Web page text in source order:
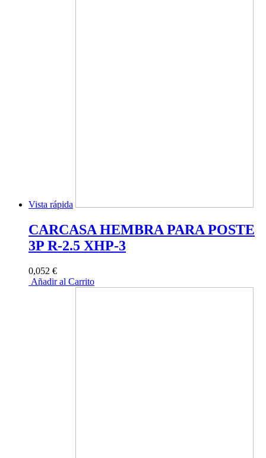
Vista rápida
CARCASA HEMBRA PARA POSTE
3P R-2.5 XHP-3
0,052 €
Añadir al Carrito